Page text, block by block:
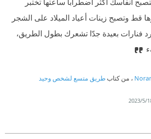
قط وتصبح زينات أعياد الميلاد على الشجر
فنارات بعيدة جدّا تشعرك بطول الطريق،
، من كتابطريق متسع لشخص وحيد
18‏/